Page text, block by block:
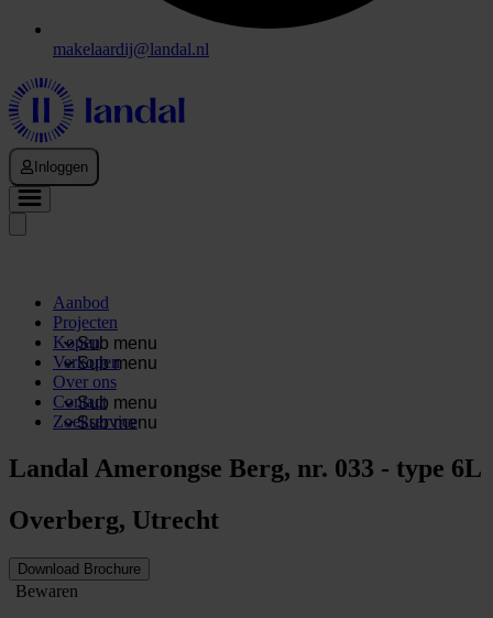
makelaardij@landal.nl
Inloggen
Aanbod
Projecten
Sub menu
Kopen
Sub menu
Verkopen
Over ons
Sub menu
Contact
Sub menu
Zoekservice
Landal Amerongse Berg, nr. 033 - type 6L
Overberg, Utrecht
Download Brochure
Bewaren